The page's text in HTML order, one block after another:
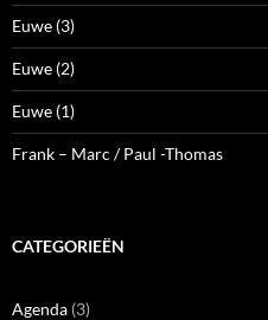
Euwe (3)
Euwe (2)
Euwe (1)
Frank – Marc / Paul -Thomas
CATEGORIEËN
Agenda (3)